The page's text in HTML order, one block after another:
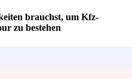
brauchst, um Kfz-
zu bestehen